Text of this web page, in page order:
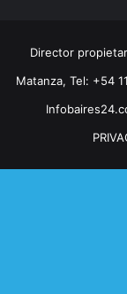
Director
Matanza, Tel: +54